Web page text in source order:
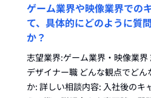
ゲーム業界や映像業界での
て、具体的にどのように質
か？
志望業界:ゲーム業界・映像業
デザイナー職 どんな観点でど
か: 詳しい相談内容: 入社後のキ